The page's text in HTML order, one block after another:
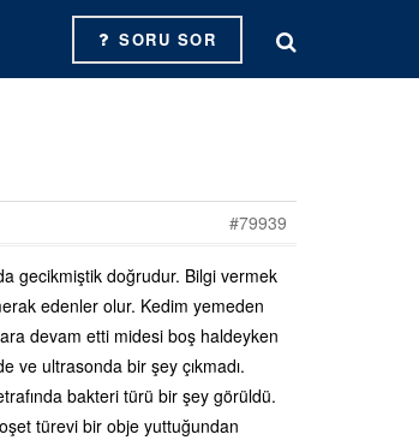
SORU SOR
#79939
gecikmiştik doğrudur. Bilgi vermek
edenler olur. Kedim yemeden
devam etti midesi boş haldeyken
ve ultrasonda bir şey çıkmadı.
bakteri türü bir şey görüldü.
türevi bir obje yuttuğundan